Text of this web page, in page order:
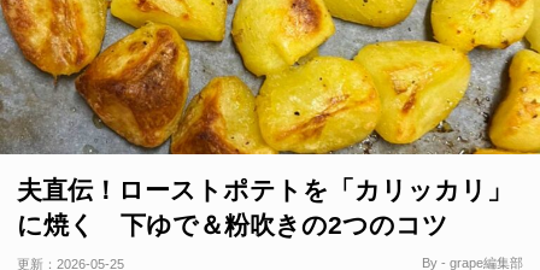
夫直伝！ローストポテトを「カリッカリ」
に焼く 下ゆで＆粉吹きの2つのコツ
更新： 2026-05-25 By - grape編集部